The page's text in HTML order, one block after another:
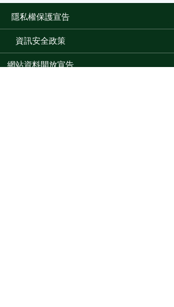
隱私權保護宣告
資訊安全政策
網站資料開放宣告